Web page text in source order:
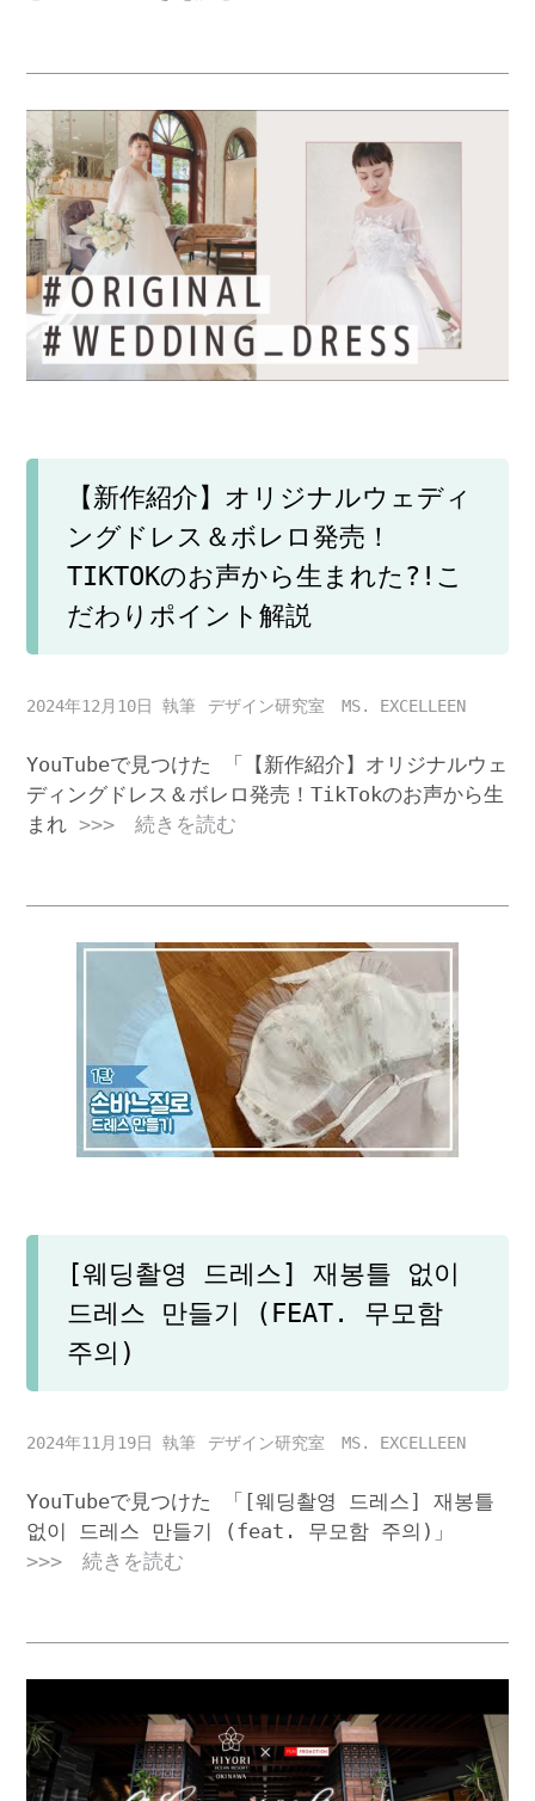
【新作紹介】オリジナルウェディ
ングドレス＆ボレロ発売！
TIKTOKのお声から生まれた?!こ
だわりポイント解説
2024年12月10日 デザイン研究室 MS. EXCELLEEN
YouTubeで見つけた 「【新作紹介】オリジナルウェ
ディングドレス＆ボレロ発売！TikTokのお声から生
まれ >>> 続きを読む
[웨딩촬영 드레스] 재봉틀 없이
드레스 만들기 (FEAT. 무모함
주의)
2024年11月19日 デザイン研究室 MS. EXCELLEEN
YouTubeで見つけた 「[웨딩촬영 드레스] 재봉틀
없이 드레스 만들기 (feat. 무모함 주의)」
>>> 続きを読む